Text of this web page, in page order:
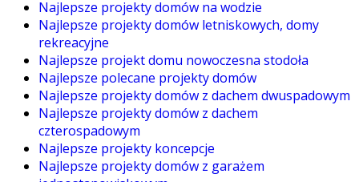
Najlepsze projekty domów na wodzie
Najlepsze projekty domów letniskowych, domy
rekreacyjne
Najlepsze projekt domu nowoczesna stodoła
Najlepsze polecane projekty domów
Najlepsze projekty domów z dachem dwuspadowym
Najlepsze projekty domów z dachem
czterospadowym
Najlepsze projekty koncepcje
Najlepsze projekty domów z garażem